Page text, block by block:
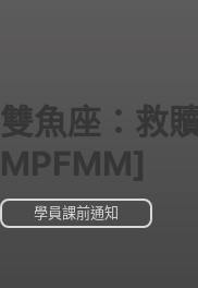
雙魚座：救
MPFMM]
學員課前通知